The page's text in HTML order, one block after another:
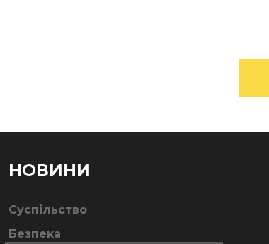
НОВИНИ
Суспільство
Безпека